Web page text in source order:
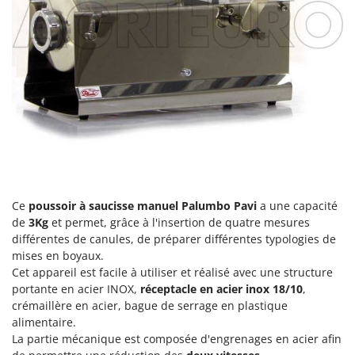
F
Fendeuses à bois
Filets pour la Récolte des olives
Filtres pour vin et huile
Floconneuses
Fouloirs - Égrappoirs
Fours électriques
Fraises à neige
Fraises rotatives pour tracteur
Friteuses sans huile
G
Générateurs d'air chaud
Godets à terre basculants pour tracteur
Comet
Cresco
Cruccolini
D
Dal Degan
DeWalt
Di Martino
Diavola Pro
Diesse
Docma
Dominion
Dreame
Ce poussoir à saucisse manuel Palumbo Pavi a une capacité
de 3Kg et permet, grâce à l'insertion de quatre mesures
différentes de canules, de préparer différentes typologies de
mises en boyaux.
Cet appareil est facile à utiliser et réalisé avec une structure
portante en acier INOX, réceptacle en acier inox 18/10,
crémaillère en acier, bague de serrage en plastique
alimentaire.
La partie mécanique est composée d'engrenages en acier afin